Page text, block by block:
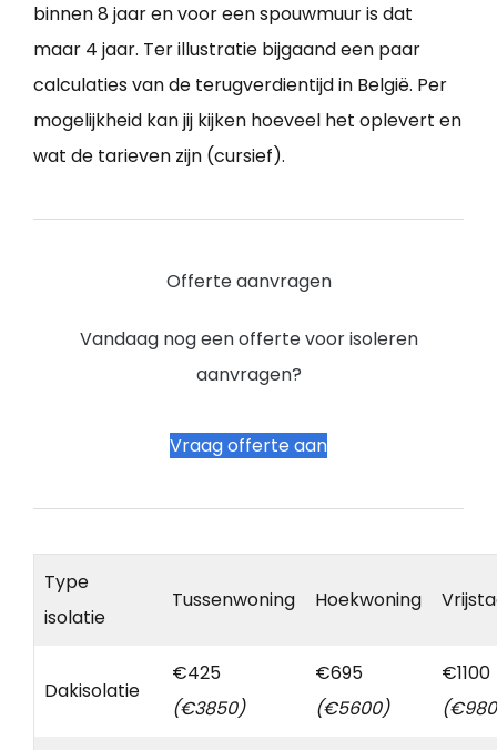
binnen 8 jaar en voor een spouwmuur is dat
maar 4 jaar. Ter illustratie bijgaand een paar
calculaties van de terugverdientijd in België. Per
mogelijkheid kan jij kijken hoeveel het oplevert en
wat de tarieven zijn (cursief).
Offerte aanvragen
Vandaag nog een offerte voor isoleren
aanvragen?
Vraag offerte aan
Type
isolatie
Tussenwoning Hoekwoning
Dakisolatie
€425
(€3850)
€695
(€5600)
€1100